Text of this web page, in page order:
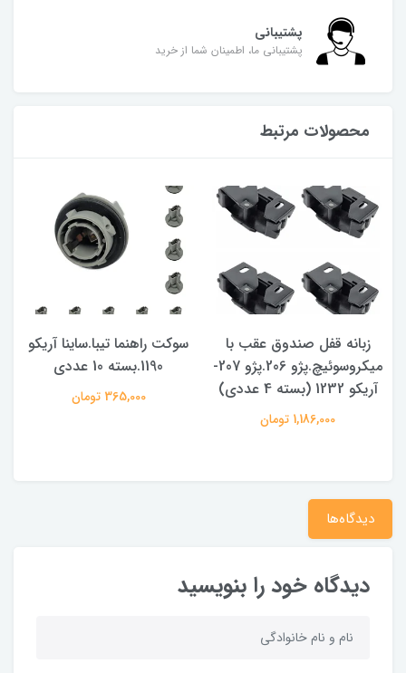
پشتیبانی
پشتیبانی ما، اطمینان شما از خرید
محصولات مرتبط
زبانه قفل صندوق عقب با
میکروسوئیچ.پژو 206.پژو 207-
آریکو 1232 (بسته 4 عددی)
1,186,000 تومان
سوکت راهنما تیبا.ساینا آریکو
1190.بسته 10 عددی
365,000 تومان
دیدگاه‌ها
دیدگاه خود را بنویسید